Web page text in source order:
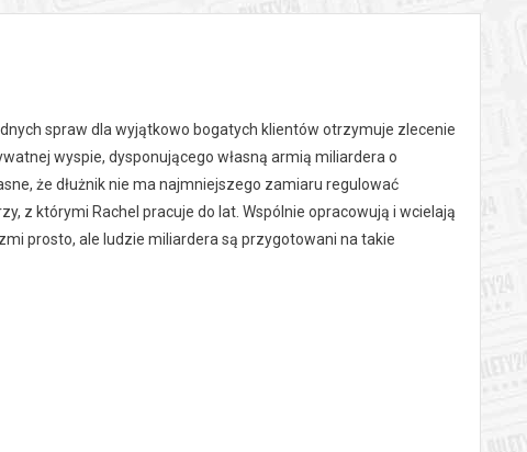
spraw dla wyjątkowo bogatych klientów otrzymuje zlecenie
wyspie, dysponującego własną armią miliardera o
że dłużnik nie ma najmniejszego zamiaru regulować
z którymi Rachel pracuje do lat. Wspólnie opracowują i wcielają
prosto, ale ludzie miliardera są przygotowani na takie